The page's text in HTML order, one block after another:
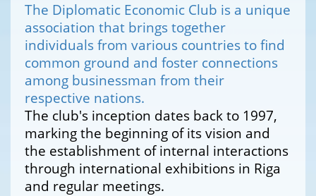
The Diplomatic Economic Club is a unique
association that brings together
individuals from various countries to find
common ground and foster connections
among businessman from their
respective nations.
The club's inception dates back to 1997,
marking the beginning of its vision and
the establishment of internal interactions
through international exhibitions in Riga
and regular meetings.